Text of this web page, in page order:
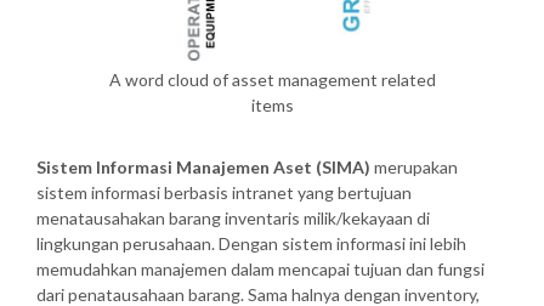
A word cloud of asset management related
items
Sistem Informasi Manajemen Aset (SIMA) merupakan
sistem informasi berbasis intranet yang bertujuan
menatausahakan barang inventaris milik/kekayaan di
lingkungan perusahaan. Dengan sistem informasi ini lebih
memudahkan manajemen dalam mencapai tujuan dan fungsi
dari penatausahaan barang. Sama halnya dengan inventory,